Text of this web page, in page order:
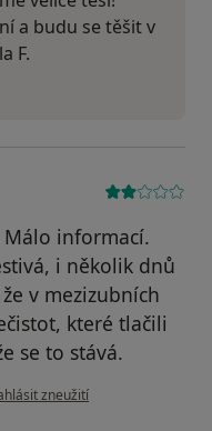
a budu se těšit v
F.
Málo informací.
i několik dnů
v mezizubních
které tlačili
se to stává.
názoru uživatele klient
zneužití